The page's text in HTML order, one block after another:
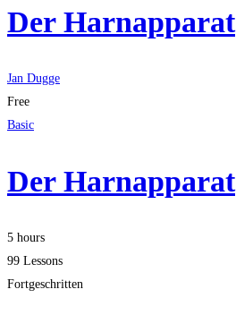
Der Harnapparat
Jan Dugge
Free
Basic
Der Harnapparat
5 hours
99 Lessons
Fortgeschritten